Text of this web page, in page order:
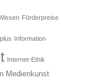
Förderpreise
Information
Internet-Ethik
Medienkunst